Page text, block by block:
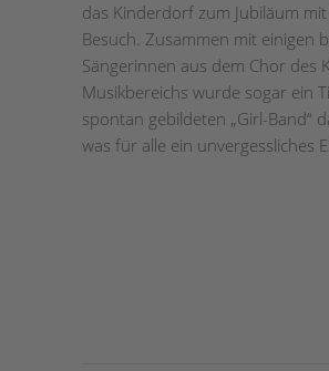
das Kinderdorf zum Jubiläum
Besuch. Zusammen mit einigen
Sängerinnen aus dem Chor des
Musikbereichs wurde sogar ein
spontan gebildeten „Girl-Band“
was für alle ein unvergessliches